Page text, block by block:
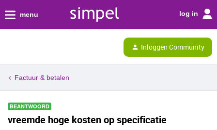
menu log in
Inloggen Community
Factuur & betalen
BEANTWOORD
vreemde hoge kosten op specificatie